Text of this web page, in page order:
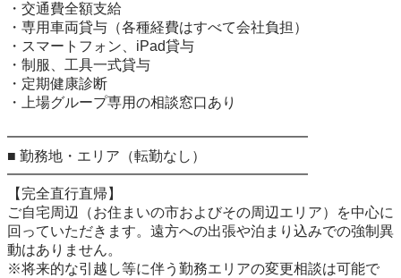
・交通費全額支給
・専用車両貸与（各種経費はすべて会社負担）
・スマートフォン、iPad貸与
・制服、工具一式貸与
・定期健康診断
・上場グループ専用の相談窓口あり
━━━━━━━━━━━━━━━━━━━━━
■ 勤務地・エリア（転勤なし）
━━━━━━━━━━━━━━━━━━━━━
【完全直行直帰】
ご自宅周辺（お住まいの市およびその周辺エリア）を中心に
回っていただきます。遠方への出張や泊まり込みでの強制異
動はありません。
※将来的な引越し等に伴う勤務エリアの変更相談は可能で